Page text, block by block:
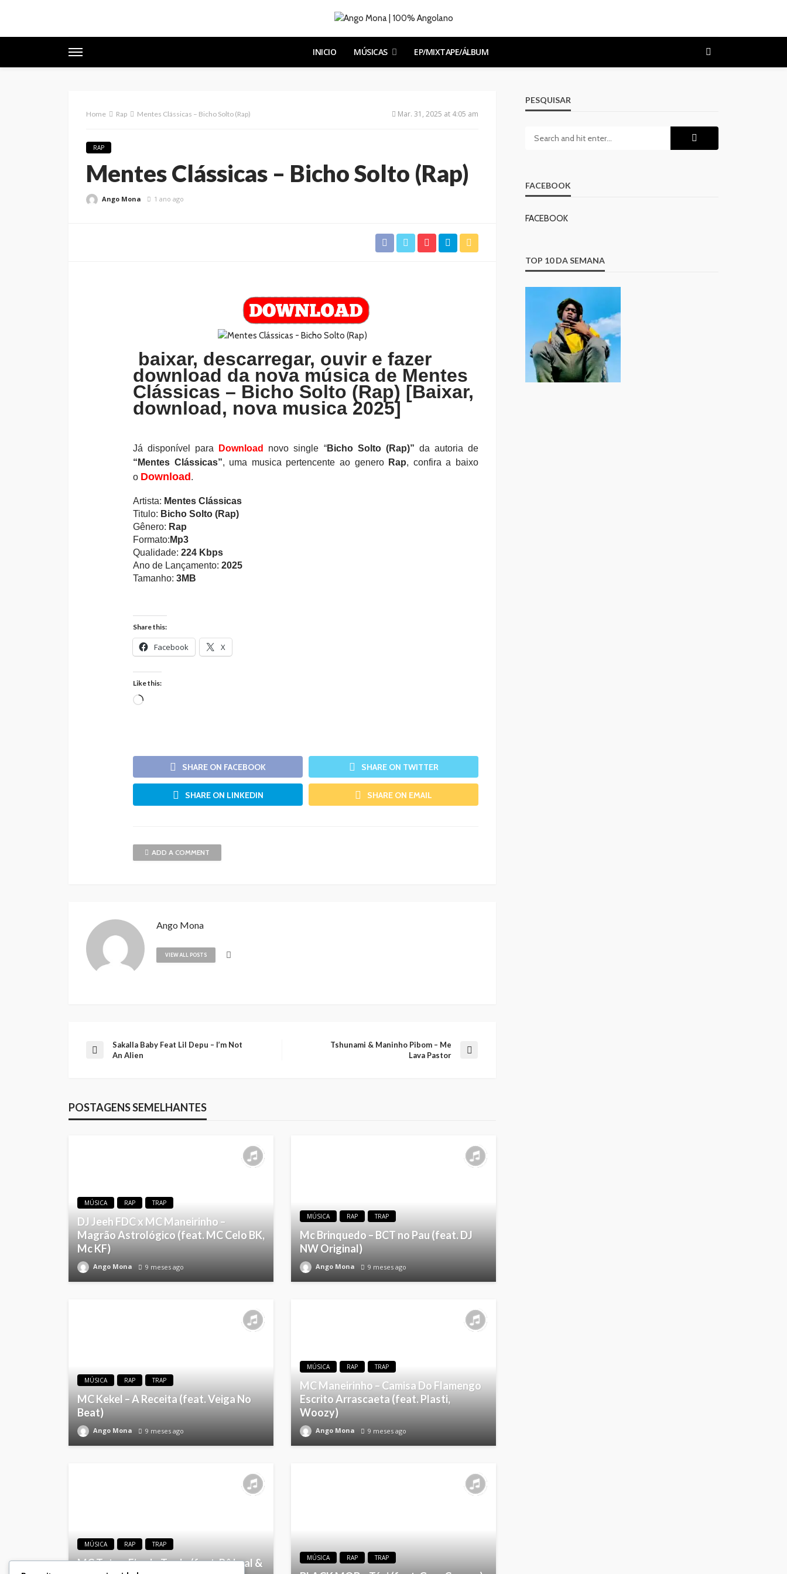
INICIO MÚSICAS EP/MIXTAPE/ÁLBUM
Home Rap Mentes Clássicas – Bicho Solto (Rap) Mar. 31, 2025 at 4:05 am
RAP
Mentes Clássicas – Bicho Solto (Rap)
Ango Mona 1 ano ago
baixar, descarregar, ouvir e fazer
download da nova música de Mentes
Clássicas – Bicho Solto (Rap) [Baixar,
download, nova musica 2025]
Já disponível para Download novo single “Bicho Solto (Rap)” da autoria de
“Mentes Clássicas”, uma musica pertencente ao genero Rap, confira a baixo
o Download.
Artista: Mentes Clássicas
Titulo: Bicho Solto (Rap)
Gênero: Rap
Formato: Mp3
Qualidade: 224 Kbps
Ano de Lançamento: 2025
Tamanho: 3MB
Share this:
Facebook X
Like this:
Loading…
SHARE ON FACEBOOK SHARE ON TWITTER
SHARE ON LINKEDIN SHARE ON EMAIL
ADD A COMMENT
Ango Mona
VIEW ALL POSTS
Sakalla Baby Feat Lil Depu – I’m Not
An Alien
Tshunami & Maninho Pibom – Me
Lava Pastor
POSTAGENS SEMELHANTES
MÚSICA RAP TRAP
DJ Jeeh FDC x MC Maneirinho –
Magrão Astrológico (feat. MC Celo BK,
Mc KF)
Ango Mona 9 meses ago
MÚSICA RAP TRAP
Mc Brinquedo – BCT no Pau (feat. DJ
NW Original)
Ango Mona 9 meses ago
MÚSICA RAP TRAP
MC Kekel – A Receita (feat. Veiga No
Beat)
Ango Mona 9 meses ago
MÚSICA RAP TRAP
MC Maneirinho – Camisa Do Flamengo
Escrito Arrascaeta (feat. Plasti,
Woozy)
Ango Mona 9 meses ago
MÚSICA RAP TRAP
MC Tuto – Fim de Tarde (feat. Pê Leal &
MÚSICA RAP TRAP
PESQUISAR
FACEBOOK
FACEBOOK
TOP 10 DA SEMANA